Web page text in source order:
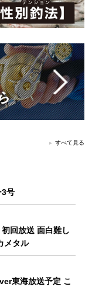
すべて見る
3号
回放送 面白難し
メタル
東海放送予定 こ